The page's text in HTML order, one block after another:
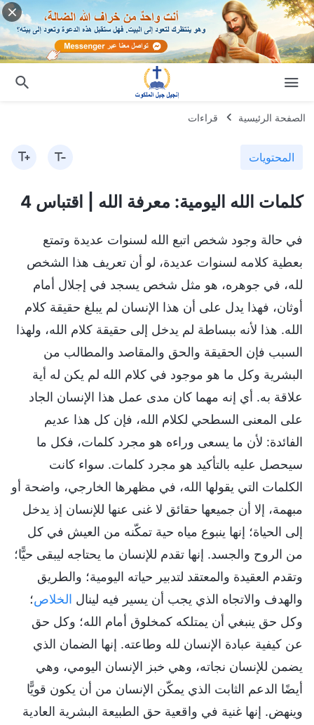
الصفحة الرئيسية قراءات
المحتويات
كلمات الله اليومية: معرفة الله | اقتباس 4
في حالة وجود شخص اتبع الله لسنوات عديدة وتمتع
بعطية كلامه لسنوات عديدة، لو أن تعريف هذا الشخص
لله، في جوهره، هو مثل شخص يسجد في إجلال أمام
أوثان، فهذا يدل على أن هذا الإنسان لم يبلغ حقيقة كلام
الله. هذا لأنه ببساطة لم يدخل إلى حقيقة كلام الله، ولهذا
السبب فإن الحقيقة والحق والمقاصد والمطالب من
البشرية وكل ما هو موجود في كلام الله لم يكن له أية
علاقة به. أي إنه مهما كان مدى عمل هذا الإنسان الجاد
على المعنى السطحي لكلام الله، فإن كل هذا عديم
الفائدة: لأن ما يسعى وراءه هو مجرد كلمات، فكل ما
سيحصل عليه بالتأكيد هو مجرد كلمات. سواء كانت
الكلمات التي يقولها الله، في مظهرها الخارجي، واضحة أو
مبهمة، إلا أن جميعها حقائق لا غنى عنها للإنسان إذ يدخل
إلى الحياة؛ إنها ينبوع مياه حية تمكّنه من العيش في كل
من الروح والجسد. إنها تقدم للإنسان ما يحتاجه ليبقى حيًّا؛
وتقدم العقيدة والمعتقد لتدبير حياته اليومية؛ والطريق
والهدف والاتجاه الذي يجب أن يسير فيه لينال الخلاص؛
وكل حق ينبغي أن يمتلكه كمخلوق أمام الله؛ وكل حق
عن كيفية عبادة الإنسان لله وطاعته. إنها الضمان الذي
يضمن للإنسان نجاته، وهي خبز الإنسان اليومي، وهي
أيضًا الدعم الثابت الذي يمكّن الإنسان من أن يكون قويًّا
وينهض. إنها غنية في واقعية حق الطبيعة البشرية العادية